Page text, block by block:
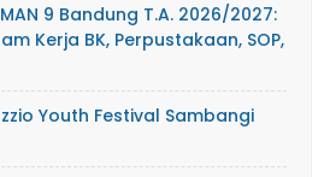
9 Bandung T.A. 2026/2027:
Kerja BK, Perpustakaan, SOP,
Youth Festival Sambangi